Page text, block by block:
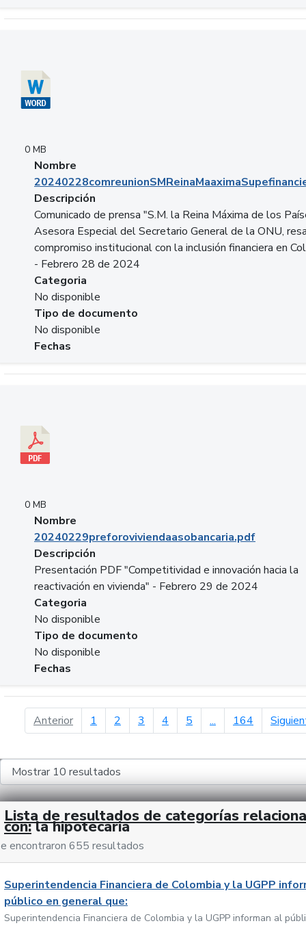
0 MB
Nombre
Descripción
Comunicado de prensa "S.M. la Reina Máxima de los
Asesora Especial del Secretario General de la ONU,
compromiso institucional con la inclusión financiera en
- Febrero 28 de 2024
Categoria
No disponible
Tipo de documento
No disponible
Fechas
0 MB
Nombre
20240229preforoviviendaasobancaria.pdf
Descripción
Presentación PDF "Competitividad e innovación hacia la
reactivación en vivienda" - Febrero 29 de 2024
Categoria
No disponible
Tipo de documento
No disponible
Fechas
Anteriorpágina anterior
1 2 3 4 5 ... 164
Lista de resultados de categorías
con: la hipotecaria
encontraron 655 resultados
Superintendencia Financiera de Colombia y la UGPP
público en general que:
Superintendencia Financiera de Colombia y la UGPP informan al